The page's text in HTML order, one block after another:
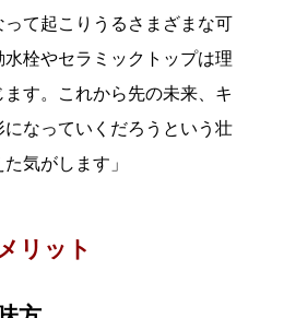
って起こりうるさまざまな可
栓やセラミックトップは理
す。これから先の未来、キ
なっていくだろうという壮
気がします」
リット